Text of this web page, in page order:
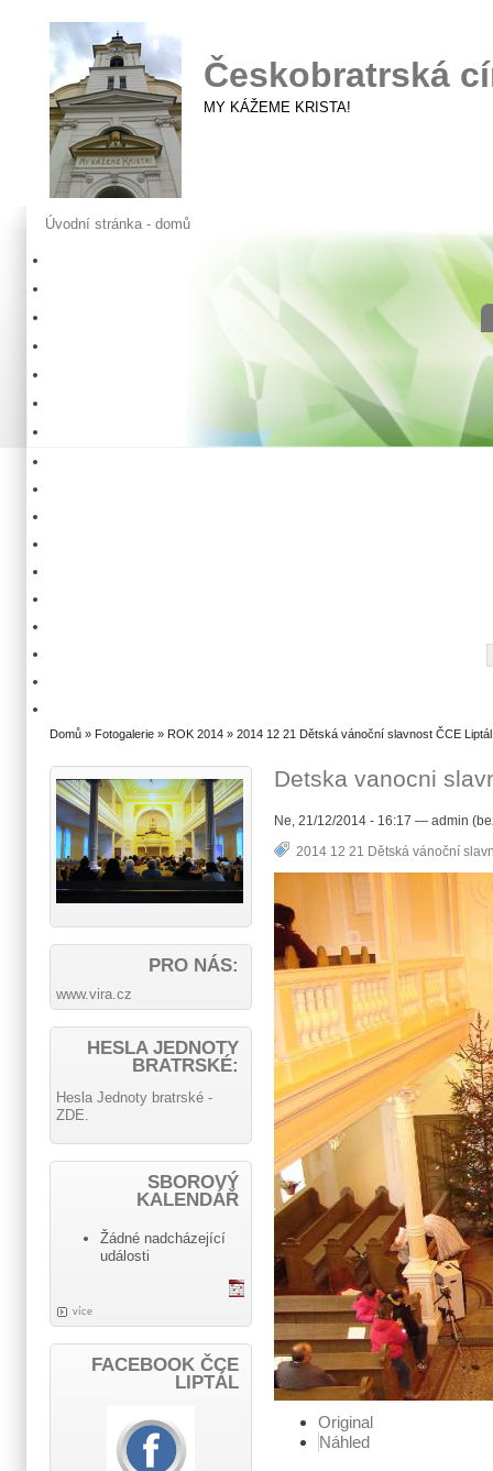
Českobratrská
MY KÁŽEME KRISTA!
Úvodní stránka - domů
Domů » Fotogalerie » ROK 2014 » 2014 12 21 Dětská vánoční slavnost ČCE Liptál
Detska vanocni
Ne, 21/12/2014 - 16:17 — admin
2014 12 21 Dětská vánoční
Original
Náhled
PRO NÁS:
www.vira.cz
HESLA JEDNOTY
BRATRSKÉ:
Hesla Jednoty bratrské -
ZDE.
SBOROVÝ
KALENDÁŘ
Žádné nadcházející
události
více
FACEBOOK ČCE
LIPTÁL